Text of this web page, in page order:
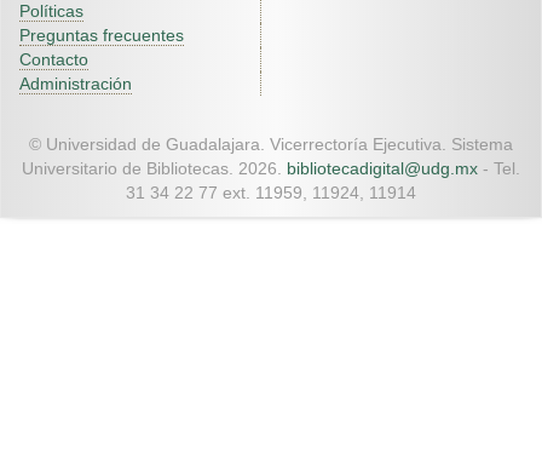
Políticas
Preguntas frecuentes
Contacto
Administración
© Universidad de Guadalajara. Vicerrectoría Ejecutiva. Sistema
Universitario de Bibliotecas. 2026. bibliotecadigital@udg.mx - Tel.
31 34 22 77 ext. 11959, 11924, 11914